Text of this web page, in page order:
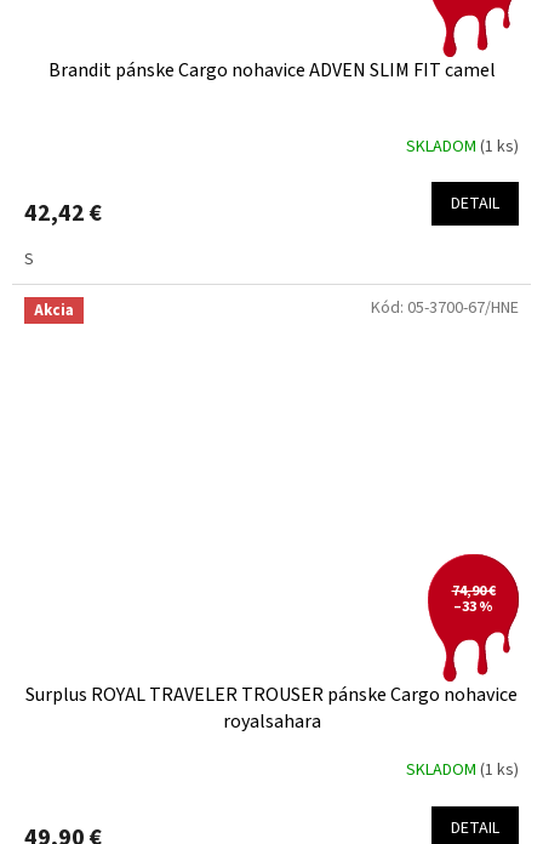
Brandit pánske Cargo nohavice ADVEN SLIM FIT camel
SKLADOM (1 ks)
42,42 € DETAIL
S
Akcia
74,90 €
–33 %
Surplus ROYAL TRAVELER TROUSER pánske Cargo nohavice
royalsahara
SKLADOM (1 ks)
DETAIL
Kód: 05-3700-67/HNE